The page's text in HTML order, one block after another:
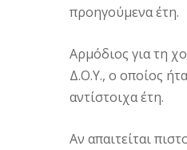
προηγούμενα έτη.
Αρμόδιος για τη
Δ.Ο.Υ., ο οποίος
αντίστοιχα έτη.
Αν απαιτείται